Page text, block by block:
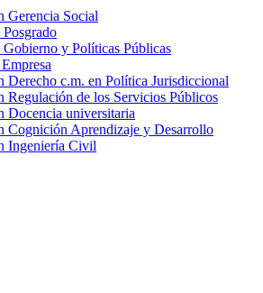
Gerencia Social
Posgrado
Gobierno y Políticas Públicas
Derecho c.m. en Política Jurisdiccional
Regulación de los Servicios Públicos
Docencia universitaria
Cognición Aprendizaje y Desarrollo
Ingeniería Civil